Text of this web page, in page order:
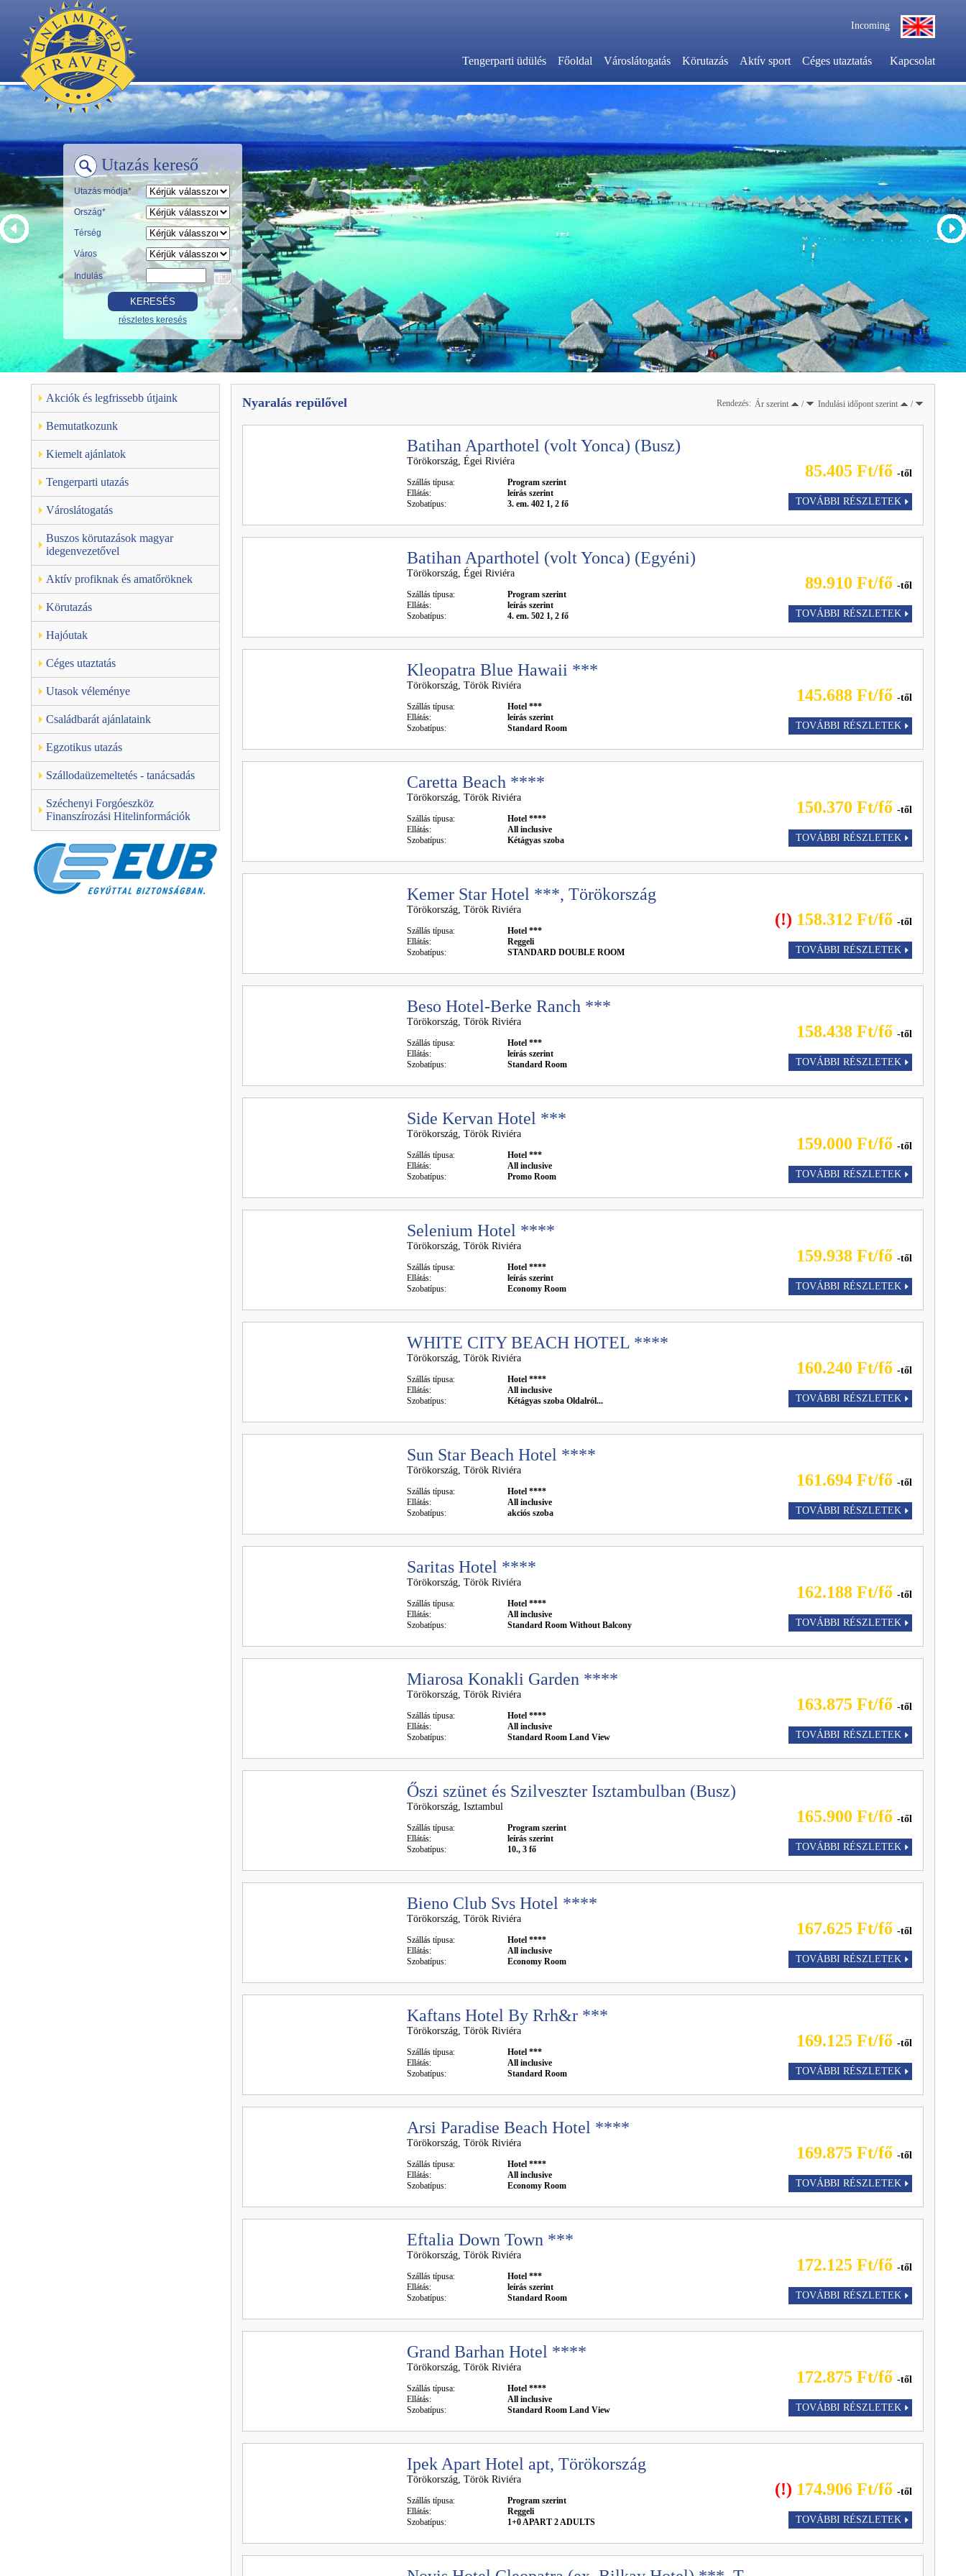
Incoming
Tengerparti üdülés Főoldal Városlátogatás Körutazás Aktív sport Céges utaztatás Kapcsolat
Utazás kereső
Utazás módja*
Ország*
Térség
Város
Indulás
részletes keresés
Akciók és legfrissebb útjaink
Bemutatkozunk
Kiemelt ajánlatok
Tengerparti utazás
Városlátogatás
Buszos körutazások magyar
idegenvezetővel
Aktív profiknak és amatőröknek
Körutazás
Hajóutak
Céges utaztatás
Utasok véleménye
Családbarát ajánlataink
Egzotikus utazás
Szállodaüzemeltetés - tanácsadás
Széchenyi Forgóeszköz
Finanszírozási Hitelinformációk
Nyaralás repülővel Rendezés: Ár szerint / Indulási időpont szerint /
Batihan Aparthotel (volt Yonca) (Busz)
Törökország, Égei Riviéra
Szállás típusa:
Program szerint
Ellátás:
leírás szerint
Szobatípus:
3. em. 402 1, 2 fő
85.405 Ft/fő -től
TOVÁBBI RÉSZLETEK
Batihan Aparthotel (volt Yonca) (Egyéni)
Törökország, Égei Riviéra
Szállás típusa:
Program szerint
Ellátás:
leírás szerint
Szobatípus:
4. em. 502 1, 2 fő
89.910 Ft/fő -től
TOVÁBBI RÉSZLETEK
Kleopatra Blue Hawaii ***
Törökország, Török Riviéra
Szállás típusa:
Hotel ***
Ellátás:
leírás szerint
Szobatípus:
Standard Room
145.688 Ft/fő -től
TOVÁBBI RÉSZLETEK
Caretta Beach ****
Törökország, Török Riviéra
Szállás típusa:
Hotel ****
Ellátás:
All inclusive
Szobatípus:
Kétágyas szoba
150.370 Ft/fő -től
TOVÁBBI RÉSZLETEK
Kemer Star Hotel ***, Törökország
Törökország, Török Riviéra
Szállás típusa:
Hotel ***
Ellátás:
Reggeli
Szobatípus:
STANDARD DOUBLE ROOM
(!) 158.312 Ft/fő -től
TOVÁBBI RÉSZLETEK
Beso Hotel-Berke Ranch ***
Törökország, Török Riviéra
Szállás típusa:
Hotel ***
Ellátás:
leírás szerint
Szobatípus:
Standard Room
158.438 Ft/fő -től
TOVÁBBI RÉSZLETEK
Side Kervan Hotel ***
Törökország, Török Riviéra
Szállás típusa:
Hotel ***
Ellátás:
All inclusive
Szobatípus:
Promo Room
159.000 Ft/fő -től
TOVÁBBI RÉSZLETEK
Selenium Hotel ****
Törökország, Török Riviéra
Szállás típusa:
Hotel ****
Ellátás:
leírás szerint
Szobatípus:
Economy Room
159.938 Ft/fő -től
TOVÁBBI RÉSZLETEK
WHITE CITY BEACH HOTEL ****
Törökország, Török Riviéra
Szállás típusa:
Hotel ****
Ellátás:
All inclusive
Szobatípus:
Kétágyas szoba Oldalról...
160.240 Ft/fő -től
TOVÁBBI RÉSZLETEK
Sun Star Beach Hotel ****
Törökország, Török Riviéra
Szállás típusa:
Hotel ****
Ellátás:
All inclusive
Szobatípus:
akciós szoba
161.694 Ft/fő -től
TOVÁBBI RÉSZLETEK
Saritas Hotel ****
Törökország, Török Riviéra
Szállás típusa:
Hotel ****
Ellátás:
All inclusive
Szobatípus:
Standard Room Without Balcony
162.188 Ft/fő -től
TOVÁBBI RÉSZLETEK
Miarosa Konakli Garden ****
Törökország, Török Riviéra
Szállás típusa:
Hotel ****
Ellátás:
All inclusive
Szobatípus:
Standard Room Land View
163.875 Ft/fő -től
TOVÁBBI RÉSZLETEK
Őszi szünet és Szilveszter Isztambulban (Busz)
Törökország, Isztambul
Szállás típusa:
Program szerint
Ellátás:
leírás szerint
Szobatípus:
10., 3 fő
165.900 Ft/fő -től
TOVÁBBI RÉSZLETEK
Bieno Club Svs Hotel ****
Törökország, Török Riviéra
Szállás típusa:
Hotel ****
Ellátás:
All inclusive
Szobatípus:
Economy Room
167.625 Ft/fő -től
TOVÁBBI RÉSZLETEK
Kaftans Hotel By Rrh&r ***
Törökország, Török Riviéra
Szállás típusa:
Hotel ***
Ellátás:
All inclusive
Szobatípus:
Standard Room
169.125 Ft/fő -től
TOVÁBBI RÉSZLETEK
Arsi Paradise Beach Hotel ****
Törökország, Török Riviéra
Szállás típusa:
Hotel ****
Ellátás:
All inclusive
Szobatípus:
Economy Room
169.875 Ft/fő -től
TOVÁBBI RÉSZLETEK
Eftalia Down Town ***
Törökország, Török Riviéra
Szállás típusa:
Hotel ***
Ellátás:
leírás szerint
Szobatípus:
Standard Room
172.125 Ft/fő -től
TOVÁBBI RÉSZLETEK
Grand Barhan Hotel ****
Törökország, Török Riviéra
Szállás típusa:
Hotel ****
Ellátás:
All inclusive
Szobatípus:
Standard Room Land View
172.875 Ft/fő -től
TOVÁBBI RÉSZLETEK
Ipek Apart Hotel apt, Törökország
Törökország, Török Riviéra
Szállás típusa:
Program szerint
Ellátás:
Reggeli
Szobatípus:
1+0 APART 2 ADULTS
(!) 174.906 Ft/fő -től
TOVÁBBI RÉSZLETEK